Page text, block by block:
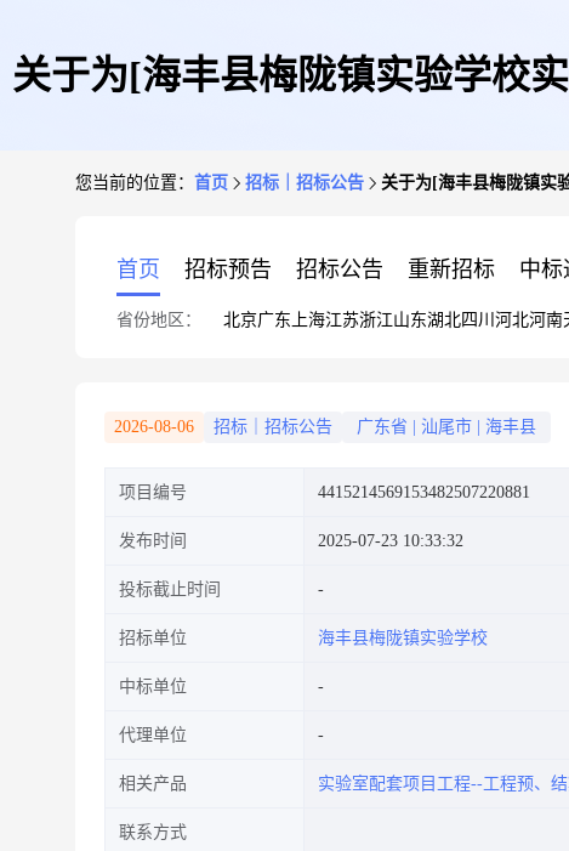
关于为[海丰县梅陇镇实验学校
您当前的位置： 首页 招标｜招标公告 关于为[海丰县梅陇镇实
首页 招标预告 招标公告 重新招标 中标
省份地区： 北京广东 上海江苏浙江山东湖北四川 河北河南
2026-08-06 招标｜招标公告 广东省 汕尾市 海丰县
项目编号 4415214569153482507220881
发布时间 2025-07-23 10:33:32
投标截止时间
招标单位 海丰县梅陇镇实验学校
中标单位
代理单位
相关产品 实验室配套项目工程--工程预、
联系方式